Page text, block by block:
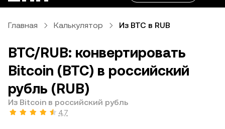
Главная Калькулятор Из BTC в RUB
BTC/RUB: конвертировать
Bitcoin (BTC) в российский
рубль (RUB)
Из Bitcoin в российский рубль
4,7